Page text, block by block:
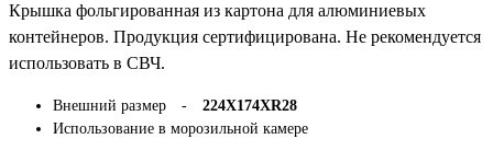
Крышка фольгированная из картона для алюминиевых
контейнеров. Продукция сертифицирована. Не рекомендуется
использовать в СВЧ.
Внешний размер - 224Х174ХR28
Использование в морозильной камере